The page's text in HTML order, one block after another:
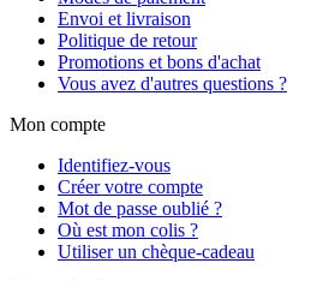
Envoi et livraison
Politique de retour
Promotions et bons d'achat
Vous avez d'autres questions ?
Mon compte
Identifiez-vous
Créer votre compte
Mot de passe oublié ?
Où est mon colis ?
Utiliser un chèque-cadeau